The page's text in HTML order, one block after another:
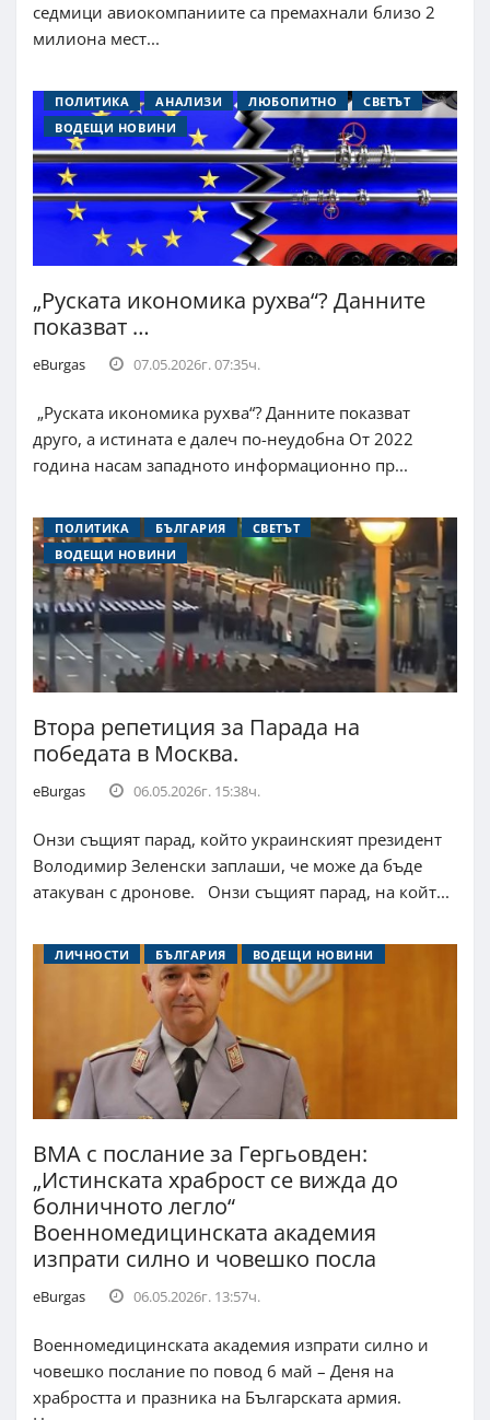
седмици авиокомпаниите са премахнали близо 2
милиона мест...
ПОЛИТИКА АНАЛИЗИ ЛЮБОПИТНО
СВЕТЪТ
ВОДЕЩИ НОВИНИ
„Руската икономика рухва“? Данните
показват …
eBurgas 07.05.2026г. 07:35ч.
„Руската икономика рухва“? Данните показват
друго, а истината е далеч по-неудобна От 2022
година насам западното информационно пр...
ПОЛИТИКА БЪЛГАРИЯ
СВЕТЪТ
ВОДЕЩИ НОВИНИ
Втора репетиция за Парада на
победата в Москва.
eBurgas 06.05.2026г. 15:38ч.
Онзи същият парад, който украинският президент
Володимир Зеленски заплаши, че може да бъде
атакуван с дронове. Онзи същият парад, на койт...
ЛИЧНОСТИ БЪЛГАРИЯ ВОДЕЩИ НОВИНИ
ВМА с послание за Гергьовден:
„Истинската храброст се вижда до
болничното легло“
Военномедицинската академия
изпрати силно и човешко посла
eBurgas 06.05.2026г. 13:57ч.
Военномедицинската академия изпрати силно и
човешко послание по повод 6 май – Деня на
храбростта и празника на Българската армия.